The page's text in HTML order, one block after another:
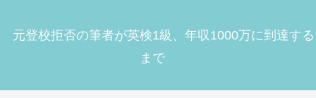
元登校拒否の筆者が英検1級、年収1000万に到達する
まで